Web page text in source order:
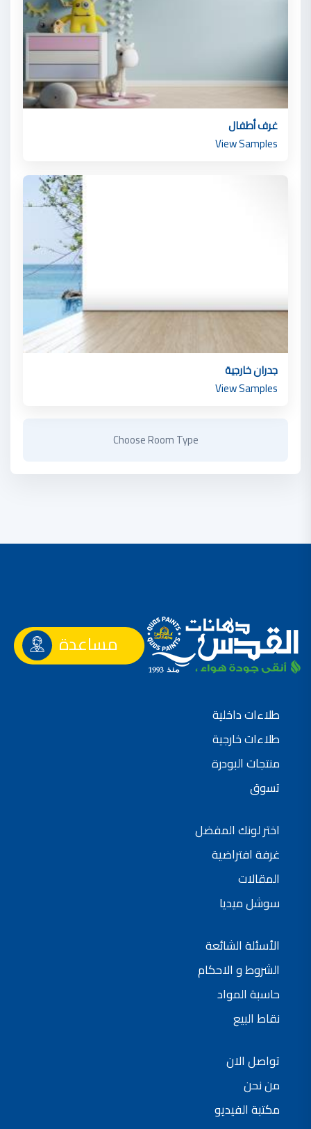
غرف أطفال
View Samples
جدران خارجية
View Samples
Choose Room Type
مساعدة
طلاءات داخلية
طلاءات خارجية
منتجات البودرة
تسوق
اختر لونك المفضل
غرفة افتراضية
المقالات
سوشل ميديا
الأسئلة الشائعة
الشروط و الاحكام
حاسبة المواد
نقاط البيع
تواصل الان
من نحن
مكتبة الفيديو